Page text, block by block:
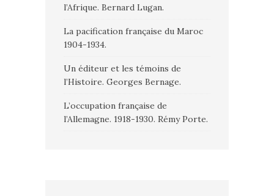
l’Afrique. Bernard Lugan.
La pacification française du Maroc
1904-1934.
Un éditeur et les témoins de
l’Histoire. Georges Bernage.
L’occupation française de
l’Allemagne. 1918-1930. Rémy Porte.